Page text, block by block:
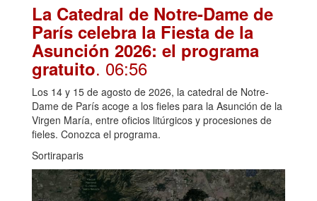
La Catedral de Notre-Dame de
París celebra la Fiesta de la
Asunción 2026: el programa
gratuito. 06:56
Los 14 y 15 de agosto de 2026, la catedral de Notre-
Dame de París acoge a los fieles para la Asunción de la
Virgen María, entre oficios litúrgicos y procesiones de
fieles. Conozca el programa.
Sortiraparis